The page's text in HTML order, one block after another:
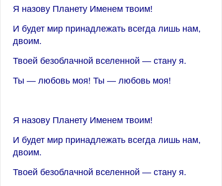
Я назову Планету Именем твоим!
И будет мир принадлежать всегда лишь нам,
двоим.
Твоей безоблачной вселенной — стану я.
Ты — любовь моя! Ты — любовь моя!
Я назову Планету Именем твоим!
И будет мир принадлежать всегда лишь нам,
двоим.
Твоей безоблачной вселенной — стану я.